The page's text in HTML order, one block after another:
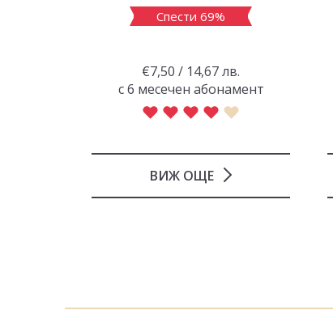
ВИЖ ОЩЕ
Спести 69%
€7,50 / 14,67 лв.
с 6 месечен абонамент